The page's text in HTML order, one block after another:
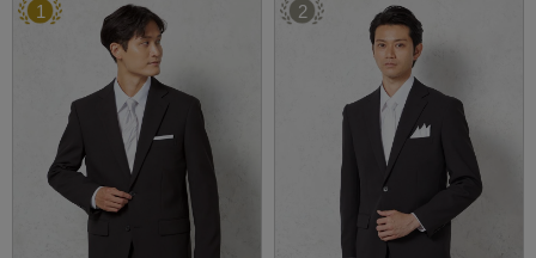
1 2